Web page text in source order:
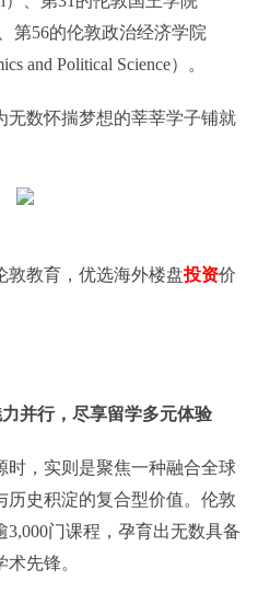
、第56的伦敦政治经济学院
and Political Science）。
无数怀揣梦想的莘莘学子铺就
敦教育，优选海外楼盘投资价
并行，尽享留学多元体验
时，实则是聚焦一种融合全球
历史积淀的复合型价值。伦敦
门课程，孕育出无数具备
先锋。